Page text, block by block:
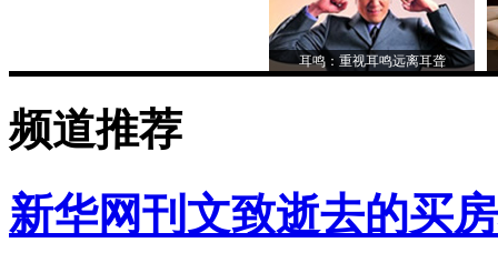
耳鸣：重视耳鸣远离耳聋
频道推荐
新华网刊文致逝去的买